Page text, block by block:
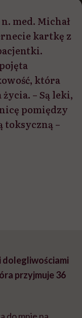
med. Michał
kartkę z
która
– Są leki,
pomiędzy
toksyczną –
dolegliwościami
przyjmuje 36